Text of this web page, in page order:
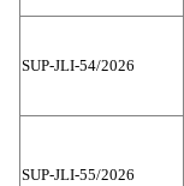
SUP-JLI-54/2026
SUP-JLI-55/2026